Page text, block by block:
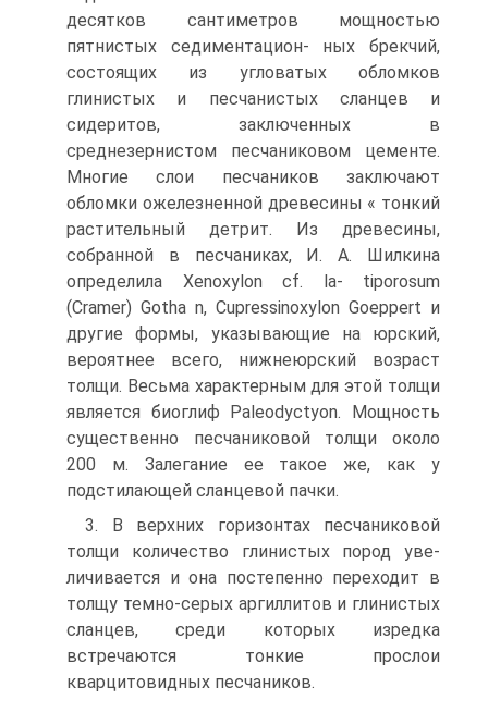
десятков сантиметров мощностью
пятнистых седиментацион- ных брекчий,
состоящих из угловатых обломков
глинистых и песчанистых сланцев и
сидеритов, заключенных в
среднезернистом песчаниковом цементе.
Многие слои песча­ников заключают
обломки ожелезненной древесины « тонкий
растительный детрит. Из древесины,
собранной в песчаниках, И. А. Шилкина
определила Xenoxylon cf. la- tiporosum
(Cramer) Gotha n, Cupressinoxylon Goeppert и
другие формы, ука­зывающие на юрский,
вероятнее всего, нижнеюрский возраст
толщи. Весьма харак­терным для этой толщи
является биоглиф Paleodyctyon. Мощность
существенно пес­чаниковой толщи около
200 м. Залегание ее такое же, как у
подстилающей сланцевой пачки.
3. В верхних горизонтах песчаниковой
толщи количество глинистых пород уве­
личивается и она постепенно переходит в
толщу темно-серых аргиллитов и глинистых
сланцев, среди которых изредка
встречаются тонкие прослои
кварцитовидных песча­ников.